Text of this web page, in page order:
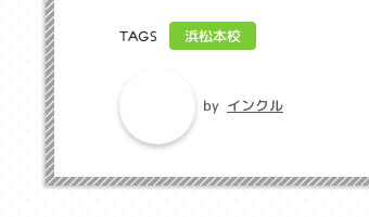
TAGS 浜松本校
by インクル